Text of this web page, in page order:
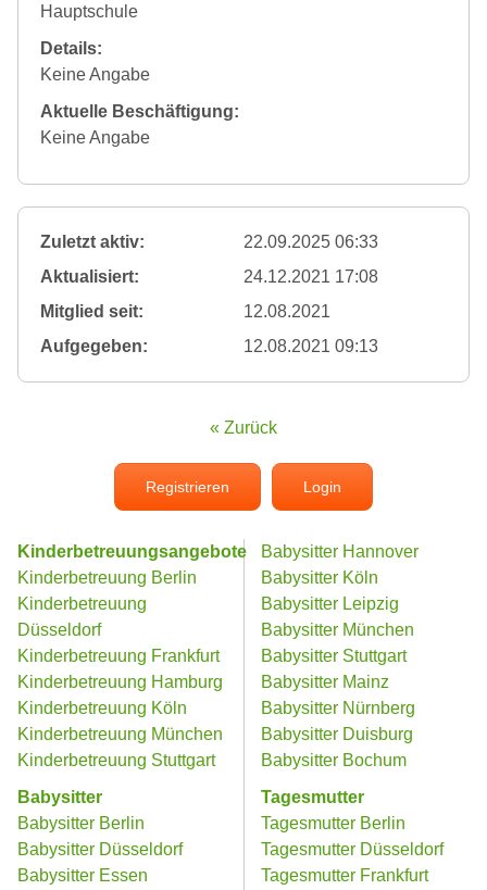
Hauptschule
Details:
Keine Angabe
Aktuelle Beschäftigung:
Keine Angabe
Zuletzt aktiv:
22.09.2025 06:33
Aktualisiert:
24.12.2021 17:08
Mitglied seit:
12.08.2021
Aufgegeben:
12.08.2021 09:13
« Zurück
Registrieren Login
Kinderbetreuungsangebote
Kinderbetreuung Berlin
Kinderbetreuung
Düsseldorf
Kinderbetreuung Frankfurt
Kinderbetreuung Hamburg
Kinderbetreuung Köln
Kinderbetreuung München
Kinderbetreuung Stuttgart
Babysitter
Babysitter Berlin
Babysitter Düsseldorf
Babysitter Essen
Babysitter Hannover
Babysitter Köln
Babysitter Leipzig
Babysitter München
Babysitter Stuttgart
Babysitter Mainz
Babysitter Nürnberg
Babysitter Duisburg
Babysitter Bochum
Tagesmutter
Tagesmutter Berlin
Tagesmutter Düsseldorf
Tagesmutter Frankfurt